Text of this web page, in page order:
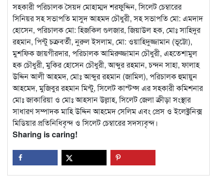
সহকারী পরিচালক সৈয়দ মোহাম্মদ শরফুদ্দিন, সিলেট চেম্বারের
সিনিয়র সহ সভাপতি মাসুদ আহমদ চৌধুরী, সহ সভাপতি মো: এমদাদ
হোসেন, পরিচালক মো: হিজকিল গুলজার, জিয়াউল হক, মোঃ সাহিদুর
রহমান, পিন্টু চক্রবর্তী, নুরুল ইসলাম, মো: ওয়াহিদুজ্জামান (ভূট্টো),
মুশফিক জায়গীরদার, পরিচালক আমিরুজ্জামান চৌধুরী, এহতেশামুল
হক চৌধুরী, মুকির হোসেন চৌধুরী, আব্দুর রহমান, চন্দন সাহা, ফালাহ
উদ্দিন আলী আহমদ, মোঃ আব্দুর রহমান (জামিল), পরিচালক হুমায়ুন
আহমেদ, মুজিবুর রহমান মিন্টু, সিলেট কাস্টম্স এর সহকারী কমিশনার
মোঃ জাকারিয়া ও মোঃ আহসান উল্লাহ, সিলেট জেলা ক্রীড়া সংস্থার
সাধারণ সম্পাদক মাহি উদ্দিন আহমেদ সেলিম এবং প্রেস ও ইলেক্ট্রনিক্স
মিডিয়ার প্রতিনিধিবৃন্দ ও সিলেট চেম্বারের সদস্যবৃন্দ।
Sharing is caring!